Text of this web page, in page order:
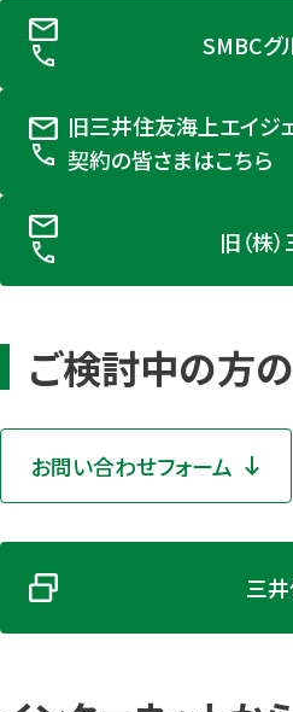
SMBCグ
旧三井住友海上エイジ
契約の皆さまはこちら
旧（株
ご検討中の方
お問い合わせフォーム
三